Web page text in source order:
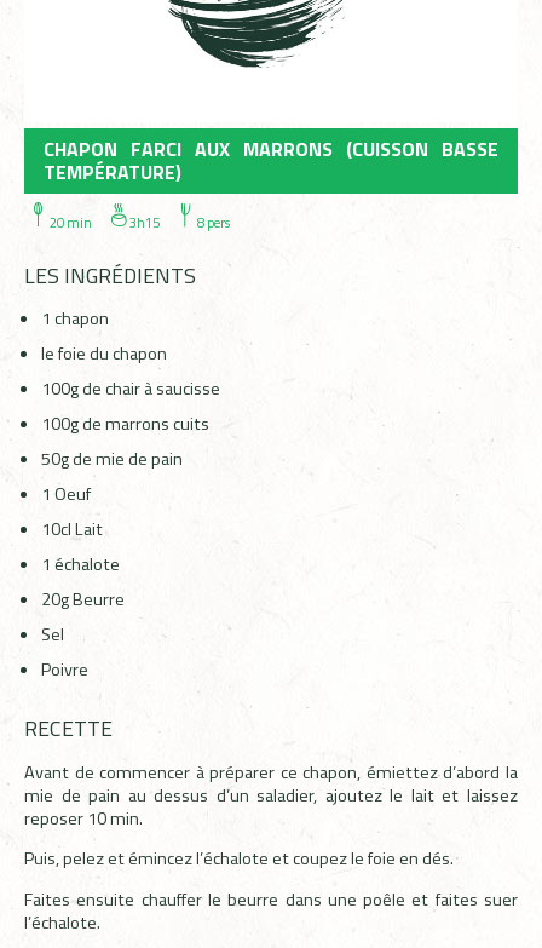
CHAPON FARCI AUX MARRONS (CUISSON BASSE
TEMPÉRATURE)
20 min 3h15 8 pers
LES INGRÉDIENTS
1 chapon
le foie du chapon
100g de chair à saucisse
100g de marrons cuits
50g de mie de pain
1 Oeuf
10cl Lait
1 échalote
20g Beurre
Sel
Poivre
RECETTE
Avant de commencer à préparer ce chapon, émiettez d’abord la
mie de pain au dessus d’un saladier, ajoutez le lait et laissez
reposer 10 min.
Puis, pelez et émincez l’échalote et coupez le foie en dés.
Faites ensuite chauffer le beurre dans une poêle et faites suer
l’échalote.